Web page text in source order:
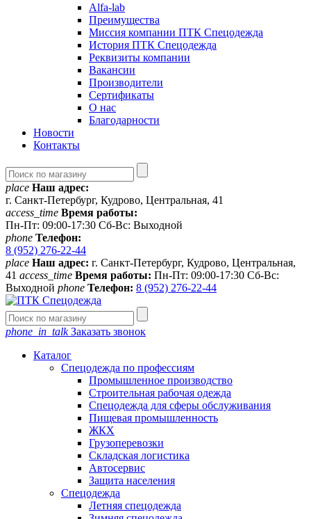
Alfa-lab
Преимущества
Миссия компании ПТК Спецодежда
История ПТК Спецодежда
Реквизиты компании
Вакансии
Производители
Сертификаты
О нас
Благодарности
Новости
Контакты
place Наш адрес:
г. Санкт-Петербург, Кудрово, Центральная, 41
access_time Время работы:
Пн-Пт: 09:00-17:30 Сб-Вс: Выходной
phone Телефон:
8 (952) 276-22-44
place Наш адрес: г. Санкт-Петербург, Кудрово, Центральная,
41 access_time Время работы: Пн-Пт: 09:00-17:30 Сб-Вс:
Выходной phone Телефон: 8 (952) 276-22-44
phone_in_talkЗаказать звонок
Каталог
Спецодежда по профессиям
Промышленное производство
Строительная рабочая одежда
Спецодежда для сферы обслуживания
Пищевая промышленность
ЖКХ
Грузоперевозки
Складская логистика
Автосервис
Защита населения
Спецодежда
Летняя спецодежда